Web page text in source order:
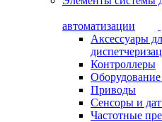
автоматизации
Аксессуары
Контроллеры
Приводы
Сенсоры и
Частотные